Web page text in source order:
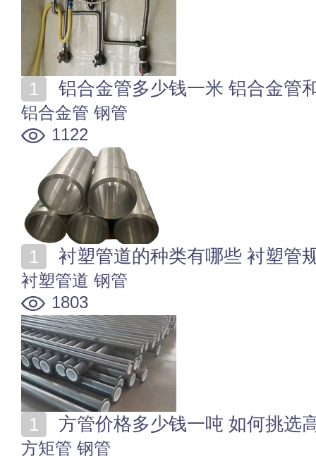
铝合金管多少钱一米 铝合金管
铝合金管 钢管
1122
衬塑管道的种类有哪些 衬塑管
衬塑管道 钢管
1803
方管价格多少钱一吨 如何挑选
方矩管 钢管